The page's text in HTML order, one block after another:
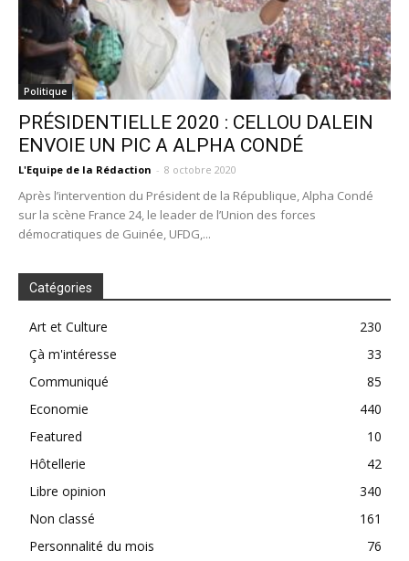
Politique
PRÉSIDENTIELLE 2020 : CELLOU DALEIN
ENVOIE UN PIC A ALPHA CONDÉ
L'Equipe de la Rédaction - 8 octobre 2020
Après l’intervention du Président de la République, Alpha Condé
sur la scène France 24, le leader de l’Union des forces
démocratiques de Guinée, UFDG,...
Catégories
Art et Culture
230
Çà m'intéresse
33
Communiqué
85
Economie
440
Featured
10
Hôtellerie
42
Libre opinion
340
Non classé
161
Personnalité du mois
76